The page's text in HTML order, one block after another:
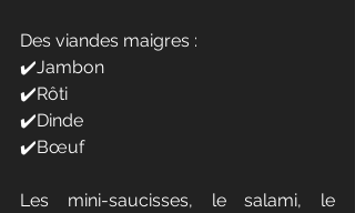
Des viandes maigres :
✔️Jambon
✔️Rôti
✔️Dinde
✔️Bœuf
Les mini-saucisses, le salami, le